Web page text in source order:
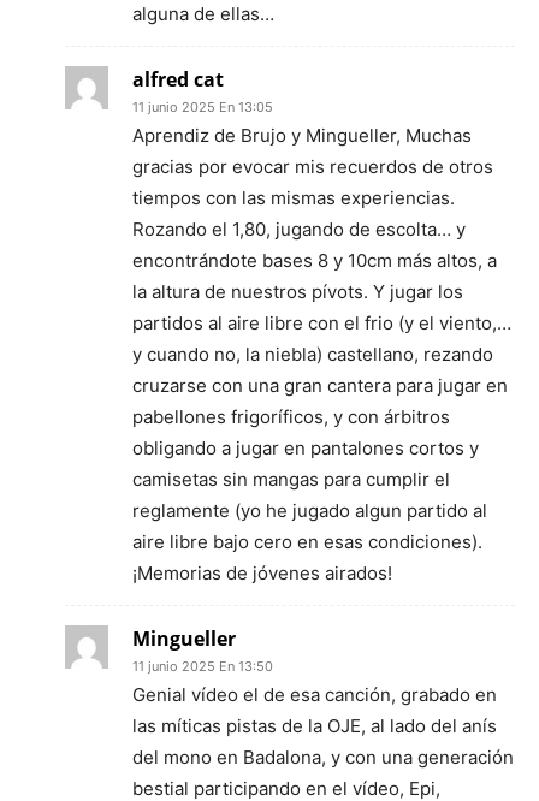
alguna de ellas…
alfred cat
11 junio 2025 En 13:05
Aprendiz de Brujo y Mingueller, Muchas
gracias por evocar mis recuerdos de otros
tiempos con las mismas experiencias.
Rozando el 1,80, jugando de escolta… y
encontrándote bases 8 y 10cm más altos, a
la altura de nuestros pívots. Y jugar los
partidos al aire libre con el frio (y el viento,…
y cuando no, la niebla) castellano, rezando
cruzarse con una gran cantera para jugar en
pabellones frigoríficos, y con árbitros
obligando a jugar en pantalones cortos y
camisetas sin mangas para cumplir el
reglamente (yo he jugado algun partido al
aire libre bajo cero en esas condiciones).
¡Memorias de jóvenes airados!
Mingueller
11 junio 2025 En 13:50
Genial vídeo el de esa canción, grabado en
las míticas pistas de la OJE, al lado del anís
del mono en Badalona, y con una generación
bestial participando en el vídeo, Epi,